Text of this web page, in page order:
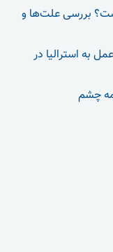
بررسی علت‌ها و
به استرالیا در
چشم